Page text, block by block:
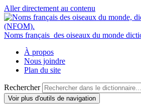
Aller directement au contenu
Noms français des oiseaux du monde
À propos
Nous joindre
Plan du site
Rechercher
Voir plus d'outils de navigation